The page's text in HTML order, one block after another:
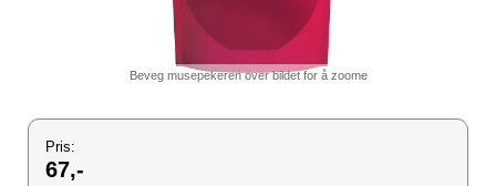
Beveg musepekeren over bildet for å zoome
Pris:
67,-